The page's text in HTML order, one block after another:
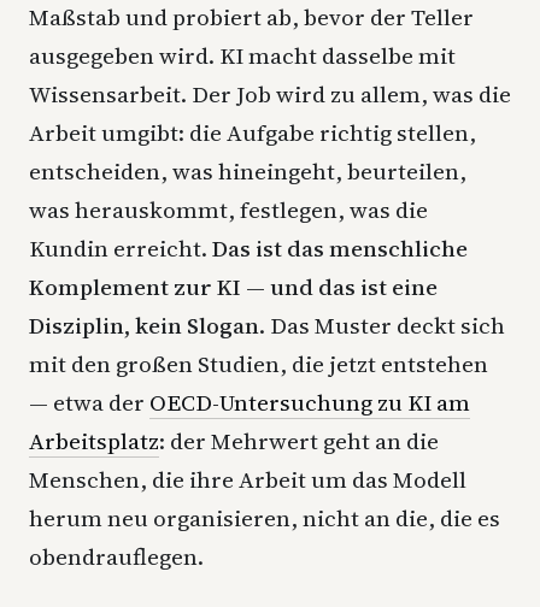
Maßstab und probiert ab, bevor der Teller
ausgegeben wird. KI macht dasselbe mit
Wissensarbeit. Der Job wird zu allem, was die
Arbeit umgibt: die Aufgabe richtig stellen,
entscheiden, was hineingeht, beurteilen,
was herauskommt, festlegen, was die
Kundin erreicht.Das ist das menschliche
Komplement zur KI — und das ist eine
Disziplin, kein Slogan. Das Muster deckt sich
mit den großen Studien, die jetzt entstehen
— etwa der OECD-Untersuchung zu KI am
Arbeitsplatz: der Mehrwert geht an die
Menschen, die ihre Arbeit um das Modell
herum neu organisieren, nicht an die, die es
obendrauflegen.